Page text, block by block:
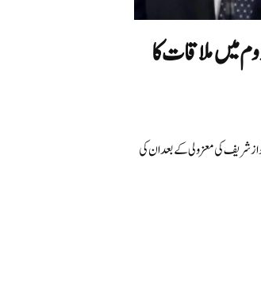
ملاقات کا
ڈیسک) پرویز مشرف کے دور اقتدار میں اعلیٰ عہدوں پر کام کرنے والے سابق عہدیدار نسیم اشرف نے 1999 میں نواز شریف کی معزولی کے بعد ان کی